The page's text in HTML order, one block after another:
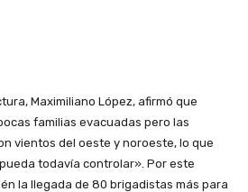
Maximiliano López, afirmó que
familias evacuadas pero las
vientos del oeste y noroeste, lo que
todavía controlar». Por este
la llegada de 80 brigadistas más para